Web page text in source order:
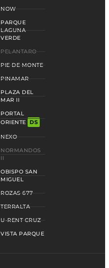
NOW
PARQUE
LAGUNA
VERDE
PELANTARO
PIE DE MONTE
PINAMAR
PLAZA DEL
MAR II
PORTAL
ORIENTE
DS
NEXO
NORMANDOS
II
OBISPO SAN
MIGUEL
ROZAS 677
TERRALTA
U-RENT CRUZ
VISTA PARQUE